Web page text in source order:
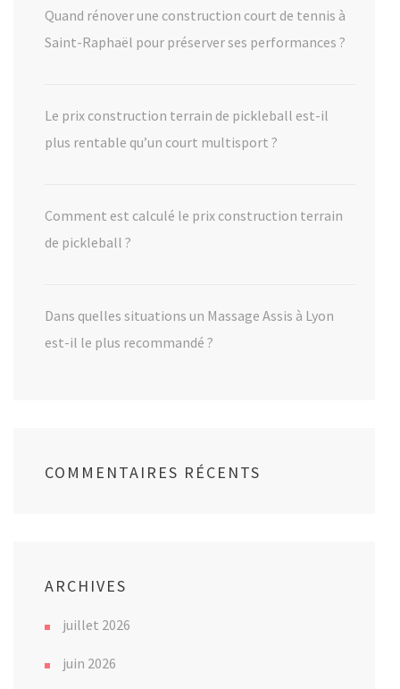
Quand rénover une construction court de tennis à
Saint-Raphaël pour préserver ses performances ?
Le prix construction terrain de pickleball est-il
plus rentable qu’un court multisport ?
Comment est calculé le prix construction terrain
de pickleball ?
Dans quelles situations un Massage Assis à Lyon
est-il le plus recommandé ?
COMMENTAIRES RÉCENTS
ARCHIVES
juillet 2026
juin 2026